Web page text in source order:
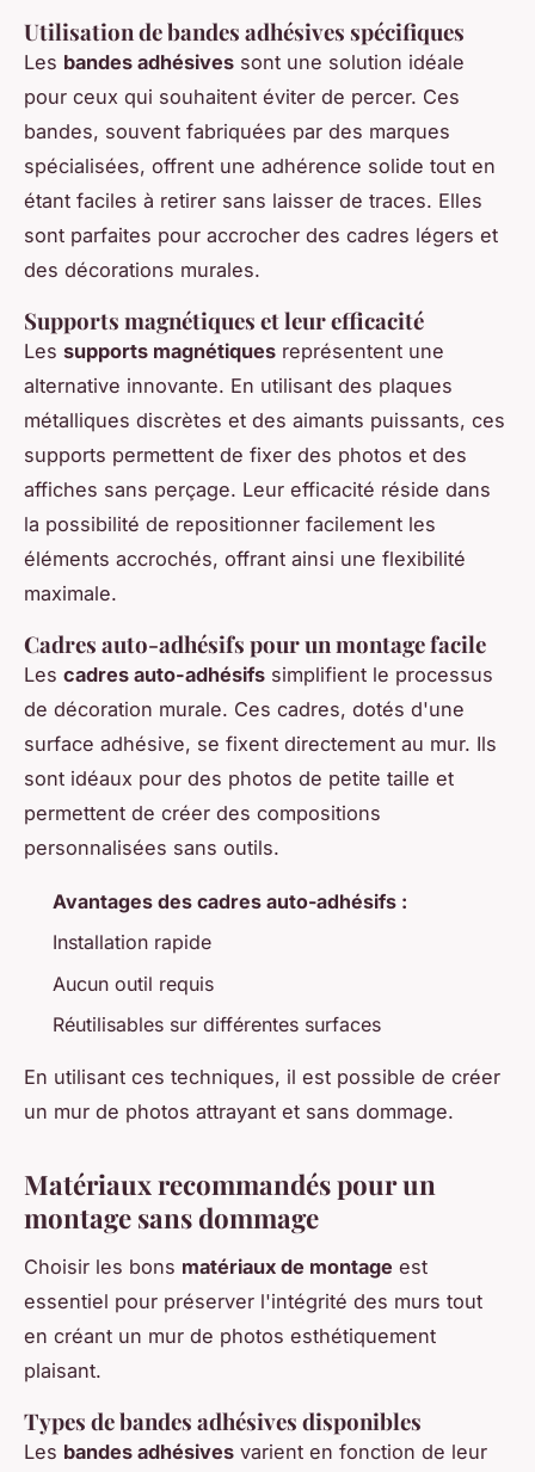
Utilisation de bandes adhésives spécifiques
Les bandes adhésives sont une solution idéale
pour ceux qui souhaitent éviter de percer. Ces
bandes, souvent fabriquées par des marques
spécialisées, offrent une adhérence solide tout en
étant faciles à retirer sans laisser de traces. Elles
sont parfaites pour accrocher des cadres légers et
des décorations murales.
Supports magnétiques et leur efficacité
Les supports magnétiques représentent une
alternative innovante. En utilisant des plaques
métalliques discrètes et des aimants puissants, ces
supports permettent de fixer des photos et des
affiches sans perçage. Leur efficacité réside dans
la possibilité de repositionner facilement les
éléments accrochés, offrant ainsi une flexibilité
maximale.
Cadres auto-adhésifs pour un montage facile
Les cadres auto-adhésifs simplifient le processus
de décoration murale. Ces cadres, dotés d'une
surface adhésive, se fixent directement au mur. Ils
sont idéaux pour des photos de petite taille et
permettent de créer des compositions
personnalisées sans outils.
Avantages des cadres auto-adhésifs :
Installation rapide
Aucun outil requis
Réutilisables sur différentes surfaces
En utilisant ces techniques, il est possible de créer
un mur de photos attrayant et sans dommage.
Matériaux recommandés pour un
montage sans dommage
Choisir les bons matériaux de montage est
essentiel pour préserver l'intégrité des murs tout
en créant un mur de photos esthétiquement
plaisant.
Types de bandes adhésives disponibles
Les bandes adhésives varient en fonction de leur